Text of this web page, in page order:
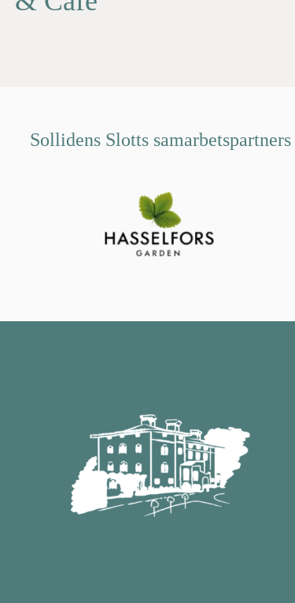
Sollidens Slotts samarbetspartners